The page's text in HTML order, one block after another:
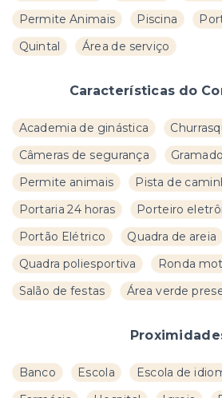
Permite Animais
Piscina
Quintal
Área de serviço
Características do
Academia de ginástica
Câmeras de segurança
Gramado
Permite animais
Pista de
Portaria 24 horas
Porteiro
Portão Elétrico
Quadra de areia
Quadra poliesportiva
Ronda
Salão de festas
Área verde
Banco Escola Escola de